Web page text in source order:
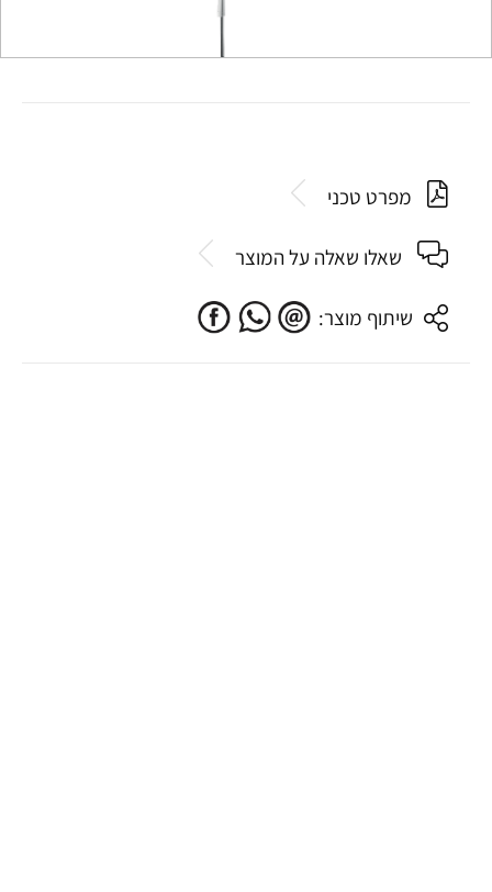
מפרט טכני
שאלו שאלה על המוצר
שיתוף מוצר: